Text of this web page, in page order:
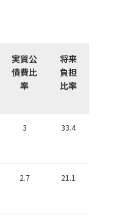
実質公
債費比
率
将来
負担
比率
3 33.4
2.7 21.1